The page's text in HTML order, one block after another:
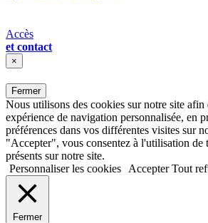
Accès
et contact
×
Fermer
Nous utilisons des cookies sur notre site
expérience de navigation personnalisée, en
préférences dans vos différentes visites sur
"Accepter", vous consentez à l'utilisation de
présents sur notre site.
Personnaliser les cookies
Accepter Tout
Fermer